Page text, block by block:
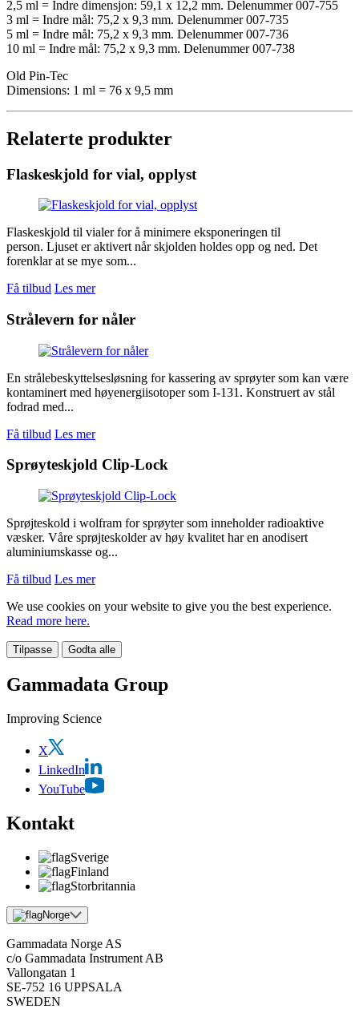
2,5 ml = Indre dimensjon: 59,1 x 12,2 mm. Delenummer 007-755
3 ml = Indre mål: 75,2 x 9,3 mm. Delenummer 007-735
5 ml = Indre mål: 75,2 x 9,3 mm. Delenummer 007-736
10 ml = Indre mål: 75,2 x 9,3 mm. Delenummer 007-738
Old Pin-Tec
Dimensions: 1 ml = 76 x 9,5 mm
Relaterte produkter
Flaskeskjold for vial, opplyst
Flaskeskjold til vialer for å minimere eksponeringen til
person. Ljuset er aktivert når skjolden holdes opp og ned. Det
forenklar at se mye som...
Få tilbud Les mer
Strålevern for nåler
En strålebeskyttelsesløsning for kassering av sprøyter som kan være
kontaminert med høyenergiisotoper som I-131. Konstruert av stål
fodrad med...
Få tilbud Les mer
Sprøyteskjold Clip-Lock
Sprøjteskold i wolfram for sprøyter som inneholder radioaktive
væsker. Våre sprøjteskolder av høy kvalitet har en anodisert
aluminiumskasse og...
Få tilbud Les mer
We use cookies on your website to give you the best experience.
Read more here.
Tilpasse Godta alle
Gammadata Group
Improving Science
X
LinkedIn
YouTube
Kontakt
Sverige
Finland
Storbritannia
Norge
Gammadata Norge AS
c/o Gammadata Instrument AB
Vallongatan 1
SE-752 16 UPPSALA
SWEDEN